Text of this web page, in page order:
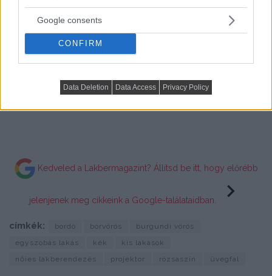
Google consents
CONFIRM
Data Deletion Data Access Privacy Policy
Kedveled a Lakbermagazint? Állítsd be itt, hogy előrébb
jelenjenek meg cikkeink a Google-találataidban.
címkék: bordó borvörös
burgundi vörös
egyszobás lakás
kék
kis lakások
nőies lakberendezés
projektor rózsaszín üvegfal